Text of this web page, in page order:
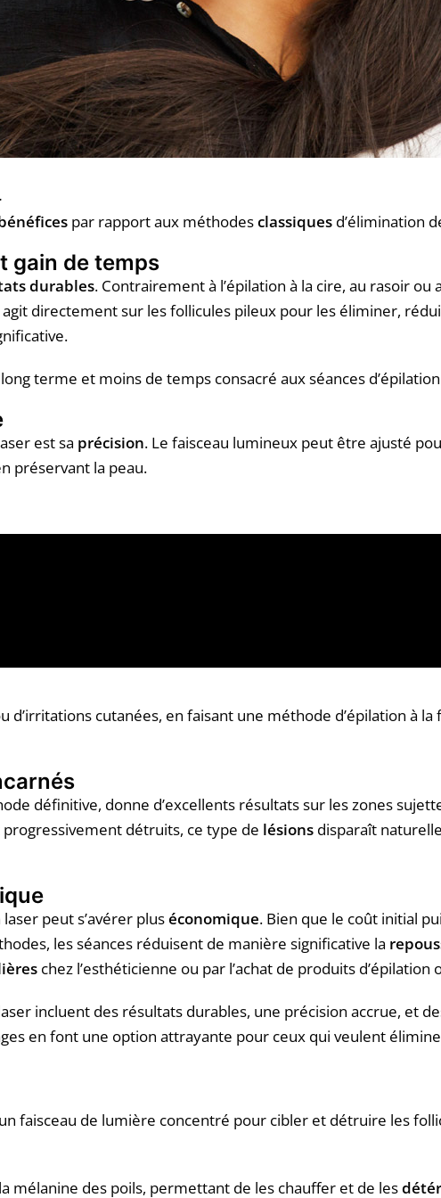
par rapport aux méthodesclassiques d’élimination
gain de temps
durables. Contrairement à l’épilation à la cire, au rasoir ou
directement sur les follicules pileux pour les éliminer,
terme et moins de temps consacré aux séances
est sa précision. Le faisceau lumineux peut être ajusté
préservant la peau.
d’irritations cutanées, en faisant une méthode d’épilation à la
définitive, donne d’excellents résultats sur les zones
détruits, ce type de lésions disparaît
peut s’avérer pluséconomique. Bien que le coût initial
les séances réduisent de manière significative la
chez l’esthéticienne ou par l’achat de produits d’épilation
incluent des résultats durables, une précision accrue, et
en font une option attrayante pour ceux qui veulent
faisceau de lumière concentré pour cibler et détruire les
mélanine des poils, permettant de les chauffer et de les